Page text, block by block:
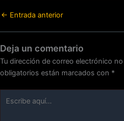
← Entrada anterior
Deja un comentario
Tu dirección de correo electrónico
obligatorios están marcados con *
aquí...